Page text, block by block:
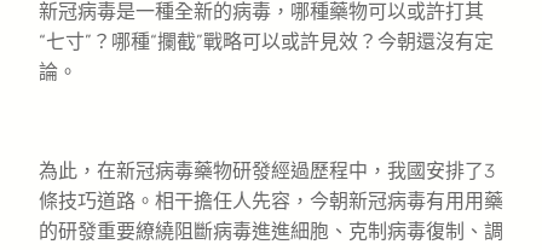
新冠病毒是一種全新的病毒，哪種藥物可以或許打其
“七寸”？哪種“攔截”戰略可以或許見效？今朝還沒有定
論。
為此，在新冠病毒藥物研發經過歷程中，我國安排了3
條技巧道路。相干擔任人先容，今朝新冠病毒有用用藥
的研發重要繚繞阻斷病毒進進細胞、克制病毒復制、調